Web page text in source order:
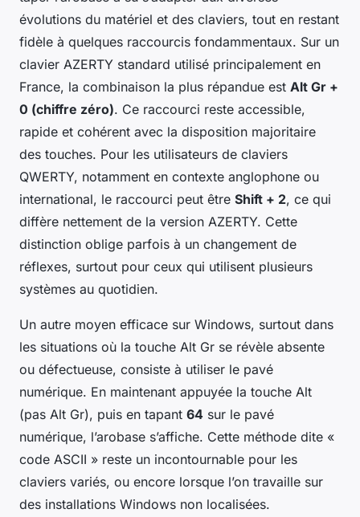
évolutions du matériel et des claviers, tout en restant
fidèle à quelques raccourcis fondammentaux. Sur un
clavier AZERTY standard utilisé principalement en
France, la combinaison la plus répandue est Alt Gr +
0 (chiffre zéro). Ce raccourci reste accessible,
rapide et cohérent avec la disposition majoritaire
des touches. Pour les utilisateurs de claviers
QWERTY, notamment en contexte anglophone ou
international, le raccourci peut être Shift + 2, ce qui
diffère nettement de la version AZERTY. Cette
distinction oblige parfois à un changement de
réflexes, surtout pour ceux qui utilisent plusieurs
systèmes au quotidien.
Un autre moyen efficace sur Windows, surtout dans
les situations où la touche Alt Gr se révèle absente
ou défectueuse, consiste à utiliser le pavé
numérique. En maintenant appuyée la touche Alt
(pas Alt Gr), puis en tapant 64 sur le pavé
numérique, l’arobase s’affiche. Cette méthode dite «
code ASCII » reste un incontournable pour les
claviers variés, ou encore lorsque l’on travaille sur
des installations Windows non localisées.